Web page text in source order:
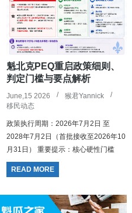
魁北克PEQ重启政策细则、
判定门槛与要点解析
June,15 2026
猴君Yannick
移民动态
政策执行周期：2026年7月2日 至
2028年7月2日（首批接收至2026年10
月31日） 重要提示：核心硬性门槛
（新旧更替） 一刀切时间线：本...
READ MORE